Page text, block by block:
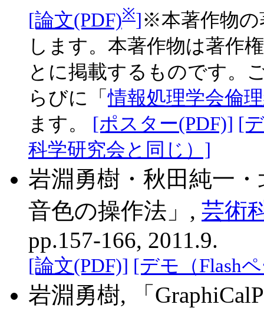
[論文(PDF)※]※本著作物の
します。本著作物は著作
とに掲載するものです。
らびに「情報処理学会倫
ます。 [ポスター(PDF)] [
科学研究会と同じ）]
岩淵勇樹・秋田純一
音色の操作法」, 芸術
pp.157-166, 2011.9.
[論文(PDF)] [デモ（Flash
岩淵勇樹, 「